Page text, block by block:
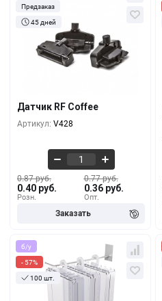
Предзаказ
45 дней
Датчик RF Coffee
Артикул: V428
Розн.
0.87 руб.
0.40 руб.
Опт.
0.77 руб.
0.36 руб.
Кол-во За 1 шт.
0.87 руб.
5000+
10000+
б/у
- 57%
100 шт.
За 1 шт.